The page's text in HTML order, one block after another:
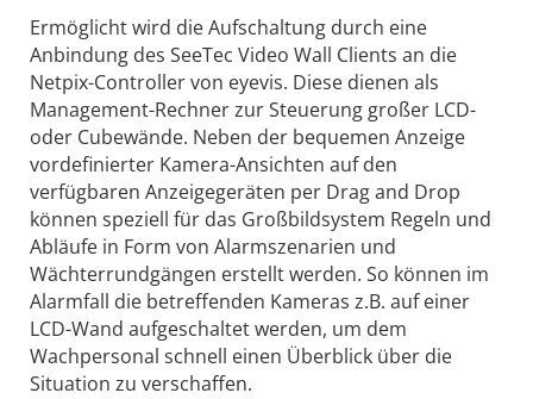
Ermöglicht wird die Aufschaltung durch eine
Anbindung des SeeTec Video Wall Clients an die
Netpix-Controller von eyevis. Diese dienen als
Management-Rechner zur Steuerung großer LCD-
oder Cubewände. Neben der bequemen Anzeige
vordefinierter Kamera-Ansichten auf den
verfügbaren Anzeigegeräten per Drag and Drop
können speziell für das Großbildsystem Regeln und
Abläufe in Form von Alarmszenarien und
Wächterrundgängen erstellt werden. So können im
Alarmfall die betreffenden Kameras z.B. auf einer
LCD-Wand aufgeschaltet werden, um dem
Wachpersonal schnell einen Überblick über die
Situation zu verschaffen.